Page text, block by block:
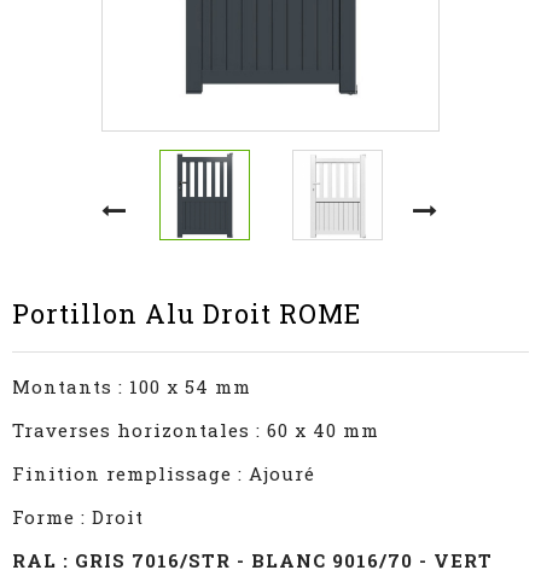
Portillon Alu Droit ROME
Montants : 100 x 54 mm
Traverses horizontales : 60 x 40 mm
Finition remplissage : Ajouré
Forme : Droit
RAL : GRIS 7016/STR - BLANC 9016/70 - VERT